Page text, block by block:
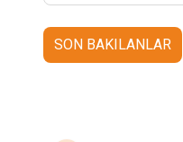
SON BAKILANLAR